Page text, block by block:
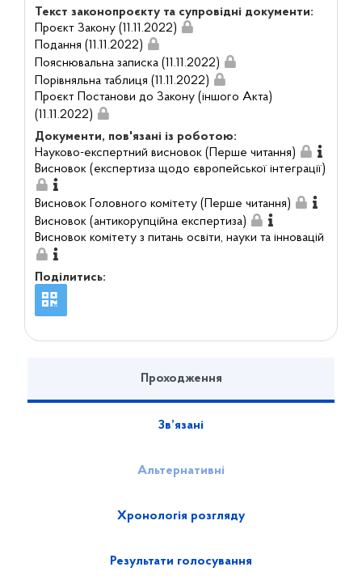
Текст законопроєкту та супровідні документи:
Проєкт Закону (11.11.2022)
Подання (11.11.2022)
Пояснювальна записка (11.11.2022)
Порівняльна таблиця (11.11.2022)
Проєкт Постанови до Закону (іншого Акта)
(11.11.2022)
Документи, пов'язані із роботою:
Науково-експертний висновок (Перше читання)
Висновок (експертиза щодо європейської інтеграції)
Висновок Головного комітету (Перше читання)
Висновок (антикорупційна експертиза)
Висновок комітету з питань освіти, науки та інновацій
Поділитись:
Проходження
Зв’язані
Альтернативні
Хронологія розгляду
Результати голосування